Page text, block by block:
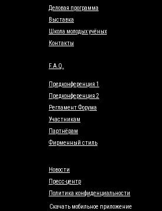
Деловая программа
Выставка
Школа молодых учёных
Контакты
Предконференция 1
Предконференция 2
Регламент Форума
Участникам
Партнёрам
Фирменный стиль
Новости
Пресс-центр
Политика конфиденциальности
F.A.Q.
Скачать мобильное приложение